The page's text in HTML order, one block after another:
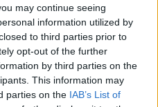
may continue seeing
information utilized by
to third parties prior to
opt-out of the further
by third parties on the
This information may
parties on the IAB’s List of